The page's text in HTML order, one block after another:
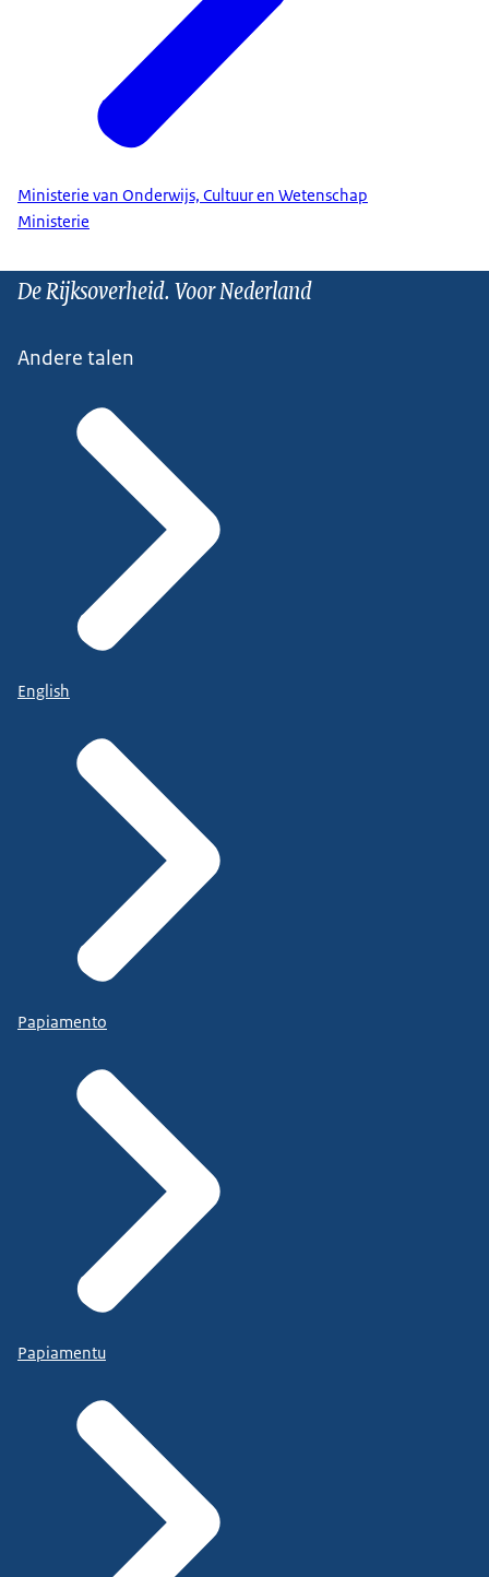
Ministerie van Onderwijs, Cultuur en Wetenschap
Ministerie
De Rijksoverheid. Voor Nederland
Andere talen
English
Papiamento
Papiamentu